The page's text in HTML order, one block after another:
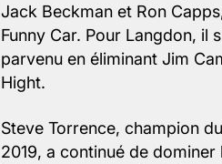
Jack Beckman et Ron
Funny Car. Pour Langdon, il
parvenu en éliminant Jim
Hight.
Steve Torrence, champion
2019, a continué de